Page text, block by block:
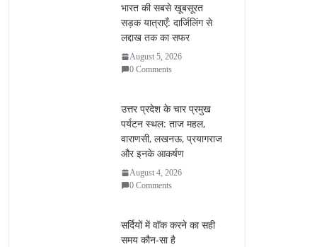
भारत की सबसे खूबसूरत
सड़क यात्राएँ: दार्जिलिंग से
लद्दाख तक का सफर
August 5, 2026
0 Comments
उत्तर प्रदेश के चार प्रमुख
पर्यटन स्थल: ताज महल,
वाराणसी, लखनऊ, प्रयागराज
और इनके आकर्षण
August 4, 2026
0 Comments
सर्दियों में वॉक करने का सही
समय कौन-सा है